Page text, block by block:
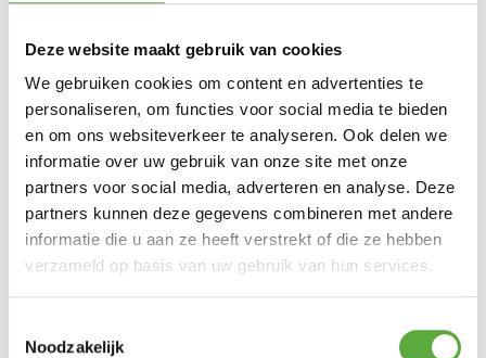
Deze website maakt gebruik van cookies
We gebruiken cookies om content en advertenties te
personaliseren, om functies voor social media te bieden
en om ons websiteverkeer te analyseren. Ook delen we
informatie over uw gebruik van onze site met onze
partners voor social media, adverteren en analyse. Deze
partners kunnen deze gegevens combineren met andere
informatie die u aan ze heeft verstrekt of die ze hebben
verzameld op basis van uw gebruik van hun services.
Noodzakelijk
Materiaal
Aluminium
Materiaal 2 Polyester
Rond
Breedte
300 cm
Hoogte
238 cm
SKU
7104B